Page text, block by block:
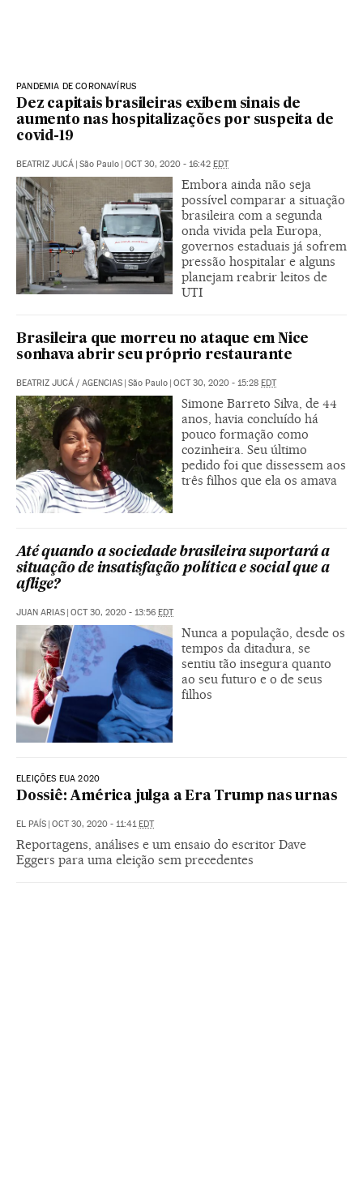
PANDEMIA DE CORONAVÍRUS
Dez capitais brasileiras exibem sinais de
aumento nas hospitalizações por suspeita de
covid-19
BEATRIZ JUCÁ São Paulo OCT 30, 2020 - 16:42 EDT
Embora ainda não seja
possível comparar a situação
brasileira com a segunda
onda vivida pela Europa,
governos estaduais já sofrem
pressão hospitalar e alguns
planejam reabrir leitos de
UTI
Brasileira que morreu no ataque em Nice
sonhava abrir seu próprio restaurante
BEATRIZ JUCÁ / AGENCIAS São Paulo OCT 30, 2020 - 15:28 EDT
Simone Barreto Silva, de 44
anos, havia concluído há
pouco formação como
cozinheira. Seu último
pedido foi que dissessem aos
três filhos que ela os amava
Até quando a sociedade brasileira suportará a
situação de insatisfação política e social que a
aflige?
JUAN ARIAS OCT 30, 2020 - 13:56 EDT
Nunca a população, desde os
tempos da ditadura, se
sentiu tão insegura quanto
ao seu futuro e o de seus
filhos
ELEIÇÕES EUA 2020
Dossiê: América julga a Era Trump nas urnas
EL PAÍS | OCT 30, 2020 - 11:41EDT
Reportagens, análises e um ensaio do escritor Dave
Eggers para uma eleição sem precedentes